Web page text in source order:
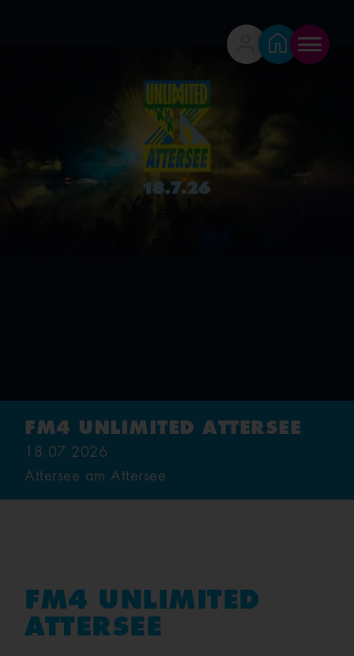
FM4 UNLIMITED ATTERSEE
18.07.2026
Attersee am Attersee
FM4 UNLIMITED
ATTERSEE